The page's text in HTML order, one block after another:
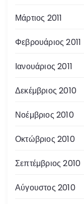
Μάρτιος 2011
Φεβρουάριος 2011
Ιανουάριος 2011
Δεκέμβριος 2010
Νοέμβριος 2010
Οκτώβριος 2010
Σεπτέμβριος 2010
Αύγουστος 2010